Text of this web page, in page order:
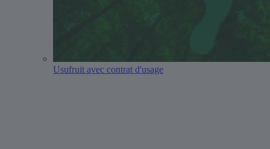
Usufruit avec contrat d'usage